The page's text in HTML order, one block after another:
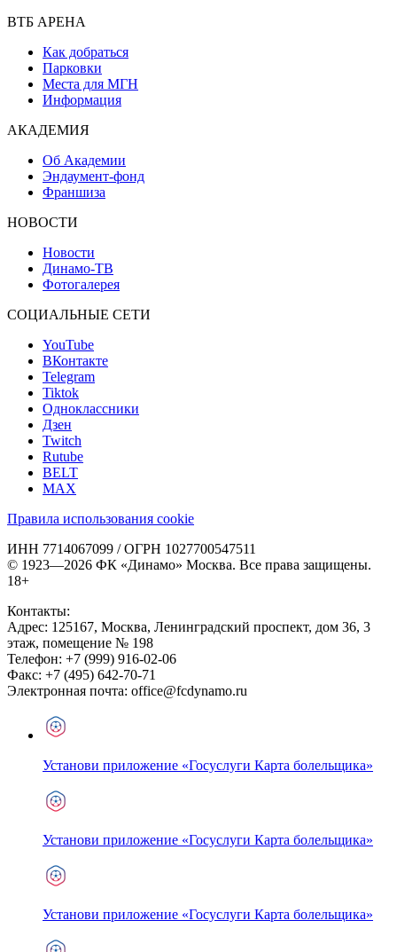
ВТБ АРЕНА
Как добраться
Парковки
Места для МГН
Информация
АКАДЕМИЯ
Об Академии
Эндаумент-фонд
Франшиза
НОВОСТИ
Новости
Динамо-ТВ
Фотогалерея
СОЦИАЛЬНЫЕ СЕТИ
YouTube
ВКонтакте
Telegram
Tiktok
Одноклассники
Дзен
Twitch
Rutube
BELT
MAX
Правила использования cookie
ИНН 7714067099 / ОГРН 1027700547511
© 1923—2026 ФК «Динамо» Москва. Все права защищены.
18+
Контакты:
Адрес: 125167, Москва, Ленинградский проспект, дом 36, 3
этаж, помещение № 198
Телефон: +7 (999) 916-02-06
Факс: +7 (495) 642-70-71
Электронная почта: office@fcdynamo.ru
Установи приложение «Госуслуги Карта болельщика»
Установи приложение «Госуслуги Карта болельщика»
Установи приложение «Госуслуги Карта болельщика»